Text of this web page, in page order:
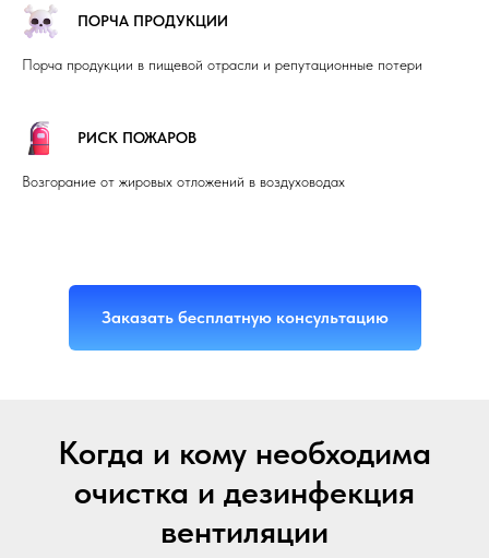
ПОРЧА ПРОДУКЦИИ
Порча продукции в пищевой отрасли и репутационные потери
РИСК ПОЖАРОВ
Возгорание от жировых отложений в воздуховодах
Заказать бесплатную консультацию
Когда и кому необходима
очистка и дезинфекция
вентиляции